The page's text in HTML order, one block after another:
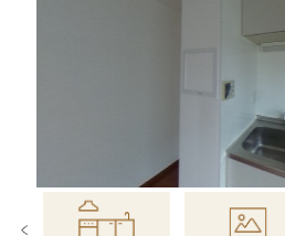
物件情報に戻る